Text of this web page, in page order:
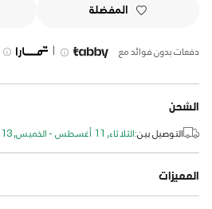
المفضلة
دفعات بدون فوائد مع |
الشحن
التوصيل بين:الثلاثاء, 11 أغسطس - الخميس, 13 أغسطس
المميزات